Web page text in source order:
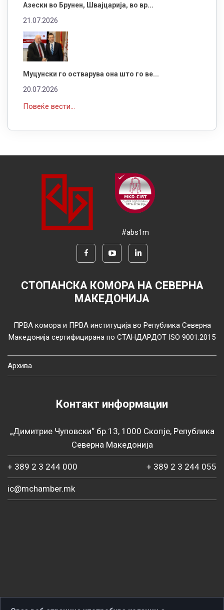
Азески во Брунен, Швајцарија, во вр...
21.07.2026
Муцунски го остварува она што го ве...
20.07.2026
Повеќе вести...
#abs1m
СТОПАНСКА КОМОРА НА СЕВЕРНА
МАКЕДОНИЈА
ПРВА комора и ПРВА институција во Република Северна
Македонија сертифицирана по СТАНДАРДОТ ISO 9001:2015
Архива
Контакт информации
„Димитрие Чуповски“ бр.13, 1000 Скопје, Република
Северна Македонија
+ 389 2 3 244 000 + 389 2 3 244 055
ic@mchamber.mk